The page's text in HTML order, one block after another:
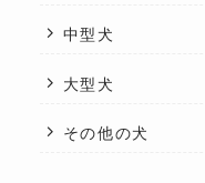
中型犬
大型犬
その他の犬